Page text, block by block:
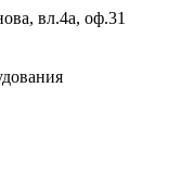
вл.4а, оф.31